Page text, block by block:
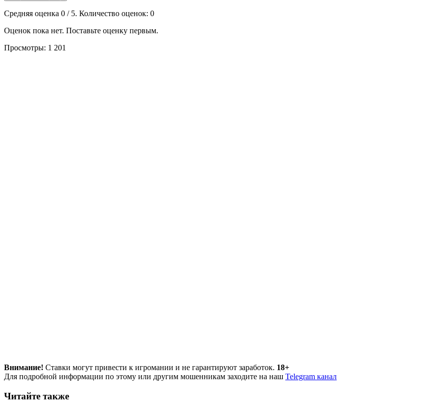
Средняя оценка 0 / 5. Количество оценок: 0
Оценок пока нет. Поставьте оценку первым.
Просмотры: 1 201
Внимание! Ставки могут привести к игромании и не гарантируют заработок. 18+
Для подробной информации по этому или другим мошенникам заходите на наш Telegram канал
Читайте также